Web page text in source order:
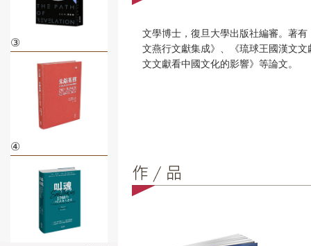
③
④
文學博士，復旦大學出版社編審。著
文燕行文獻集成》、《琉球王國漢文
文文獻看中國文化的影響》等論文。